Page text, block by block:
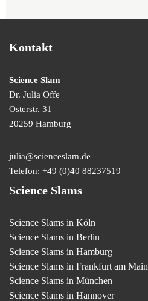
Kontakt
Science Slam
Dr. Julia Offe
Osterstr. 31
20259 Hamburg
julia@scienceslam.de
Telefon: +49 (0)40 88237519
Science Slams
Science Slams in Köln
Science Slams in Berlin
Science Slams in Hamburg
Science Slams in Frankfurt am Main
Science Slams in München
Science Slams in Hannover